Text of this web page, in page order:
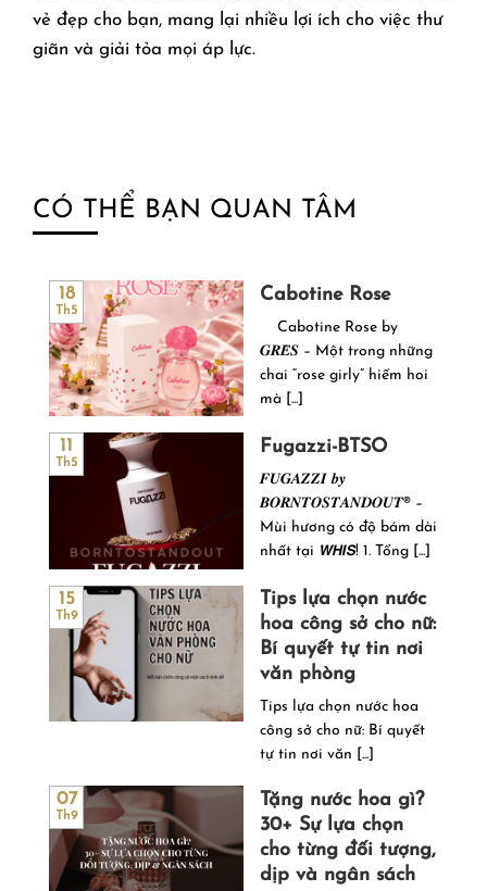
vẻ đẹp cho bạn, mang lại nhiều lợi ích cho việc thư
giãn và giải tỏa mọi áp lực.
CÓ THỂ BẠN QUAN TÂM
Cabotine Rose
Cabotine Rose by
𝑮𝑹𝑬̀𝑺 – Một trong những
chai “rose girly” hiếm hoi
mà [...]
18
Th5
Fugazzi-BTSO
𝑭𝑼𝑮𝑨𝒁𝒁𝑰 𝒃𝒚
𝑩𝑶𝑹𝑵𝑻𝑶𝑺𝑻𝑨𝑵𝑫𝑶𝑼𝑻® –
Mùi hương có độ bám dài
nhất tại 𝙒𝙃𝙄𝙎! 1. Tổng [...]
11
Th5
Tips lựa chọn nước
hoa công sở cho nữ:
Bí quyết tự tin nơi
văn phòng
Tips lựa chọn nước hoa
công sở cho nữ: Bí quyết
tự tin nơi văn [...]
15
Th9
Tặng nước hoa gì?
30+ Sự lựa chọn
cho từng đối tượng,
dịp và ngân sách
07
Th9